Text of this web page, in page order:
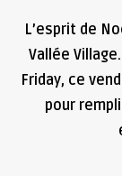
L’esprit de
Vallée
Friday, ce
pour